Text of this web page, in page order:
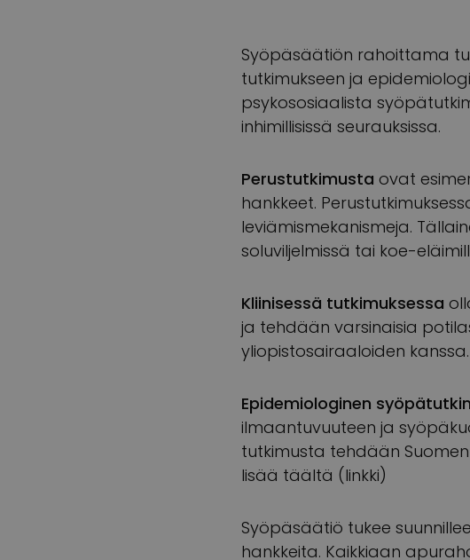
Syöpäsäätiön rahoittama
tutkimukseen ja
psykososiaalista
inhimillisissä seurauksissa.
Perustutkimusta ovat
hankkeet.
leviämismekanismeja.
soluviljelmissä tai koe-
Kliinisessä tutkimuksessa
ja tehdään varsinaisia
yliopistosairaaloiden kanssa.
Epidemiologinen
ilmaantuvuuteen ja
tutkimusta tehdään
lisää täältä (linkki)
Syöpäsäätiö tukee
hankkeita. Kaikkiaan